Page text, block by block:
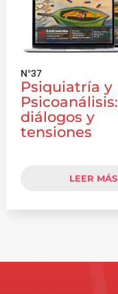
N°37
Psiquiatría y
Psicoanálisis:
diálogos y
tensiones
LEER MÁS